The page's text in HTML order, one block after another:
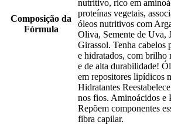
Composição da
Fórmula
nutritivo, rico em
proteínas vegetais,
óleos nutritivos com
Oliva, Semente de Uva,
Girassol. Tenha cabelos
e hidratados, com brilho
e de alta durabilidade!
em repositores lipídicos
Hidratantes
nos fios. Aminoácidos e
Repõem componentes
fibra capilar.